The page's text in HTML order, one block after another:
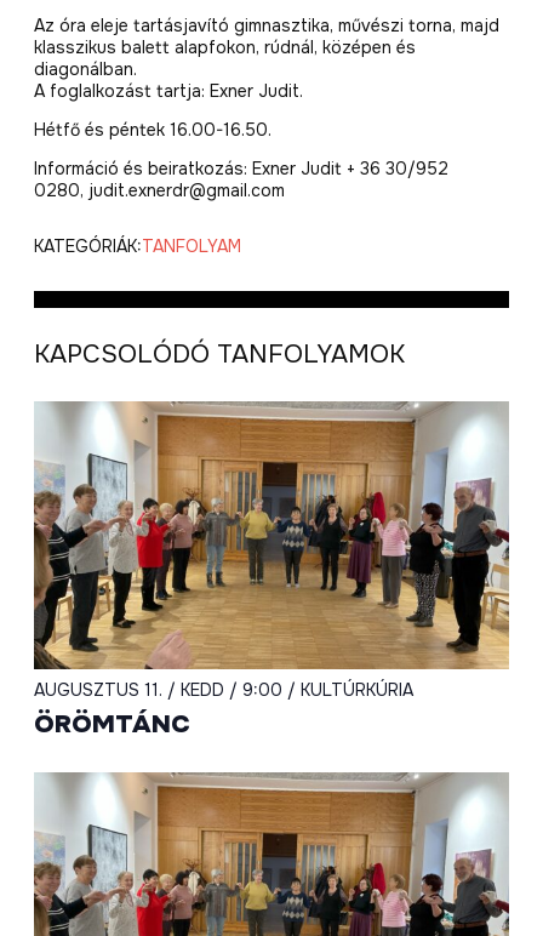
Az óra eleje tartásjavító gimnasztika, művészi torna, majd
klasszikus balett alapfokon, rúdnál, középen és
diagonálban.
A foglalkozást tartja: Exner Judit.
Hétfő és péntek 16.00-16.50.
Információ és beiratkozás: Exner Judit + 36 30/952
0280, judit.exnerdr@gmail.com
KATEGÓRIÁK:TANFOLYAM
KAPCSOLÓDÓ TANFOLYAMOK
AUGUSZTUS 11. / KEDD / 9:00 / KULTÚRKÚRIA
ÖRÖMTÁNC